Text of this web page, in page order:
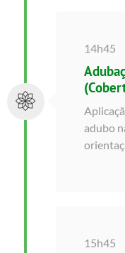
14h45
adubo
15h45